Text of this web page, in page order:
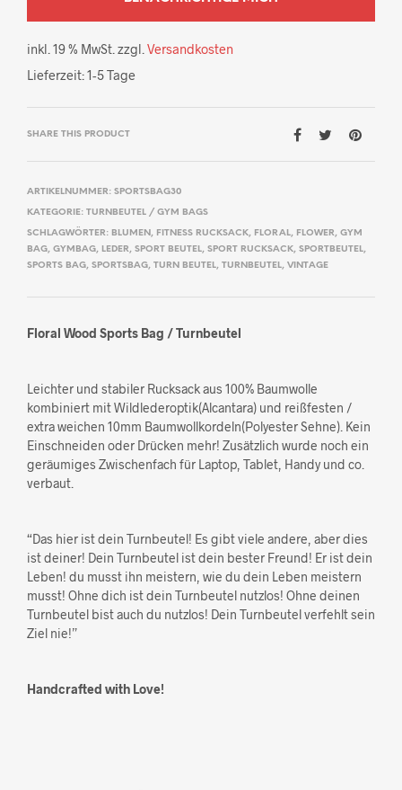
inkl. 19 % MwSt. zzgl. Versandkosten
Lieferzeit:1-5 Tage
SHARE THIS PRODUCT
ARTIKELNUMMER: SPORTSBAG30
KATEGORIE: TURNBEUTEL / GYM BAGS
SCHLAGWÖRTER: BLUMEN, FITNESS RUCKSACK, FLORAL, FLOWER, GYM
BAG, GYMBAG, LEDER, SPORT BEUTEL, SPORT RUCKSACK, SPORTBEUTEL,
SPORTS BAG, SPORTSBAG, TURN BEUTEL, TURNBEUTEL, VINTAGE
Floral Wood Sports Bag / Turnbeutel
Leichter und stabiler Rucksack aus 100% Baumwolle
kombiniert mit Wildlederoptik(Alcantara) und reißfesten /
extra weichen 10mm Baumwollkordeln(Polyester Sehne). Kein
Einschneiden oder Drücken mehr! Zusätzlich wurde noch ein
geräumiges Zwischenfach für Laptop, Tablet, Handy und co.
verbaut.
“Das hier ist dein Turnbeutel! Es gibt viele andere, aber dies
ist deiner! Dein Turnbeutel ist dein bester Freund! Er ist dein
Leben! du musst ihn meistern, wie du dein Leben meistern
musst! Ohne dich ist dein Turnbeutel nutzlos! Ohne deinen
Turnbeutel bist auch du nutzlos! Dein Turnbeutel verfehlt sein
Ziel nie!”
Handcrafted with Love!